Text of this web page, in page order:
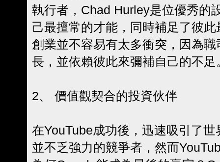
執行者，Chad Hurley是位優秀的
己最擅常的才能，同時補足了彼
創業並不容易有太多衝突，因為
長，並依賴彼此來彌補自己的不足
2、 價值觀契合的投資伙伴
在YouTube成功後，迅速吸引了
並不乏強力的競爭者，然而